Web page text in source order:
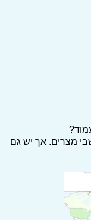
מצרים. אך יש גם